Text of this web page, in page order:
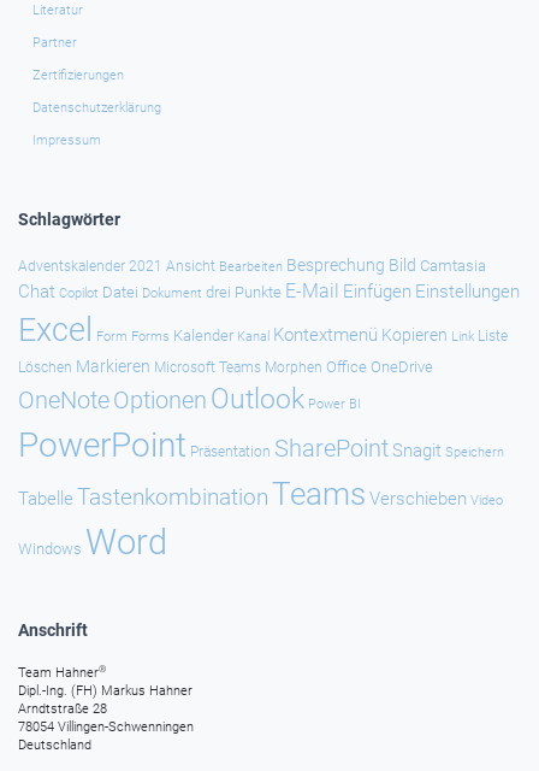
Literatur
Partner
Zertifizierungen
Datenschutzerklärung
Impressum
Schlagwörter
Adventskalender 2021 Ansicht Bearbeiten Besprechung Bild Camtasia
Chat Copilot Datei Dokument drei Punkte E-Mail Einfügen Einstellungen
Excel Form Forms Kalender Kanal Kontextmenü Kopieren Link Liste
Löschen Markieren Microsoft Teams Morphen Office OneDrive
OneNoteOptionen Outlook Power BI
PowerPoint Präsentation SharePointSnagit Speichern
Tabelle TastenkombinationTeams Verschieben Video
Windows Word
Anschrift
Team Hahner®
Dipl.-Ing. (FH) Markus Hahner
Arndtstraße 28
78054 Villingen-Schwenningen
Deutschland